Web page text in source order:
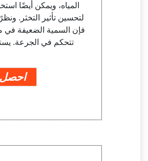
المياه، ويمكن أيضًا
لتحسين تأثير التخثر.
فإن السمية الضعيفة
تتحكم في الجرعة.
احصل